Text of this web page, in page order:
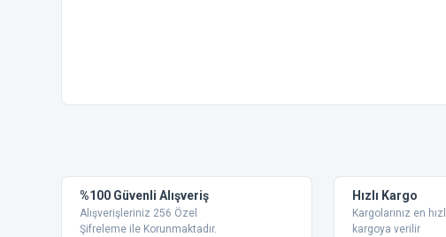
Ürün resmi kalitesiz, bozuk veya görüntülenemiyor.
Ürün açıklamasında eksik bilgiler bulunuyor.
Ürün bilgilerinde hatalar bulunuyor.
%100 Güvenli Alışveriş
Alışverişleriniz 256 Özel
Şifreleme ile Korunmaktadır.
Hızlı Kargo
Kargolarınız en
kargoya verilir